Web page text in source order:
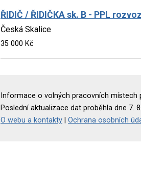
ŘIDIČ / ŘIDIČKA sk. B - PPL rozvoz
Česká Skalice
35 000 Kč
Informace o volných pracovních místech
Poslední aktualizace dat proběhla dne 7.
O webu a kontakty
Ochrana osobních